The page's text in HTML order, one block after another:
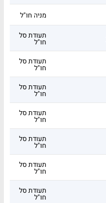
מניה חו"ל
תעודת סל
חו"ל
תעודת סל
חו"ל
תעודת סל
חו"ל
תעודת סל
חו"ל
תעודת סל
חו"ל
תעודת סל
חו"ל
תעודת סל
חו"ל